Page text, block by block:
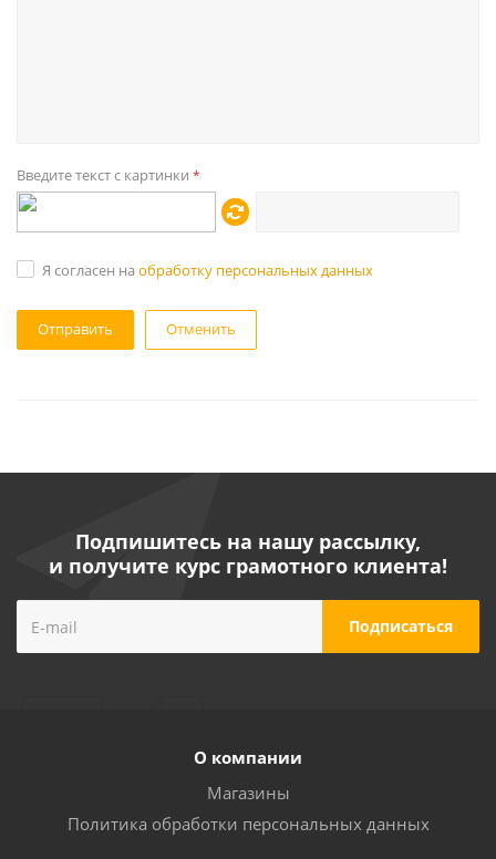
Введите текст с картинки *
Я согласен на обработку персональных данных
Отменить
Подпишитесь на нашу рассылку,
и получите курс грамотного клиента!
О компании
Магазины
Политика обработки персональных данных